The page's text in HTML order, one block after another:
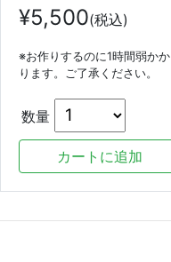
¥5,500(税込)
※お作りするのに1時間弱かか
ります。ご了承ください。
数量